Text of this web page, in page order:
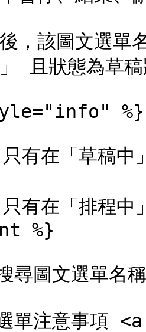
，該圖文選
且狀態為草
%}
有在「草稿中
有在「排程中
尋圖文選單名
單注意事